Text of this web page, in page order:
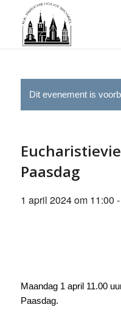
Dit evenement is
Paasdag
1 april 2024 om 11:00 -
Maandag 1 april 11.00
Paasdag.